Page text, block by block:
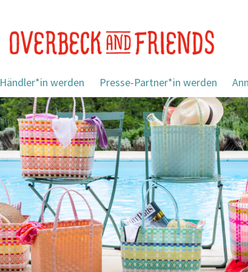
Händler*in werden Presse-Partner*in werden